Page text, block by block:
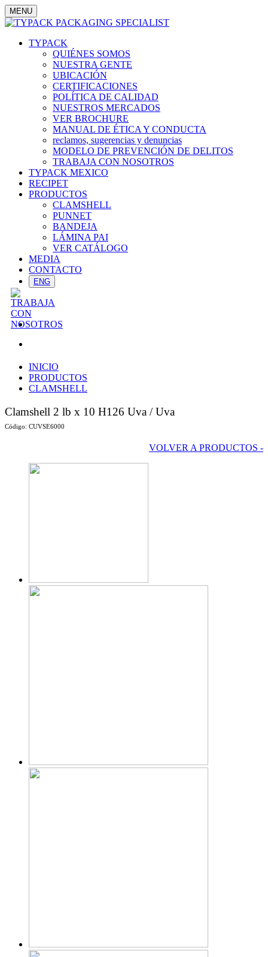
MENU
TYPACK
QUIÉNES SOMOS
NUESTRA GENTE
UBICACIÓN
CERTIFICACIONES
POLÍTICA DE CALIDAD
NUESTROS MERCADOS
VER BROCHURE
MANUAL DE ÉTICA Y CONDUCTA
reclamos, sugerencias y denuncias
MODELO DE PREVENCIÓN DE DELITOS
TRABAJA CON NOSOTROS
TYPACK MEXICO
RECIPET
PRODUCTOS
CLAMSHELL
PUNNET
BANDEJA
LÁMINA PAI
VER CATÁLOGO
MEDIA
CONTACTO
ENG
INICIO
PRODUCTOS
CLAMSHELL
Clamshell 2 lb x 10 H126 Uva / Uva
Código: CUVSE6000
VOLVER A PRODUCTOS -